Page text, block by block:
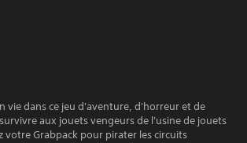
vie dans ce jeu d'aventure, d'horreur et de
aux jouets vengeurs de l'usine de jouets
votre Grabpack pour pirater les circuits